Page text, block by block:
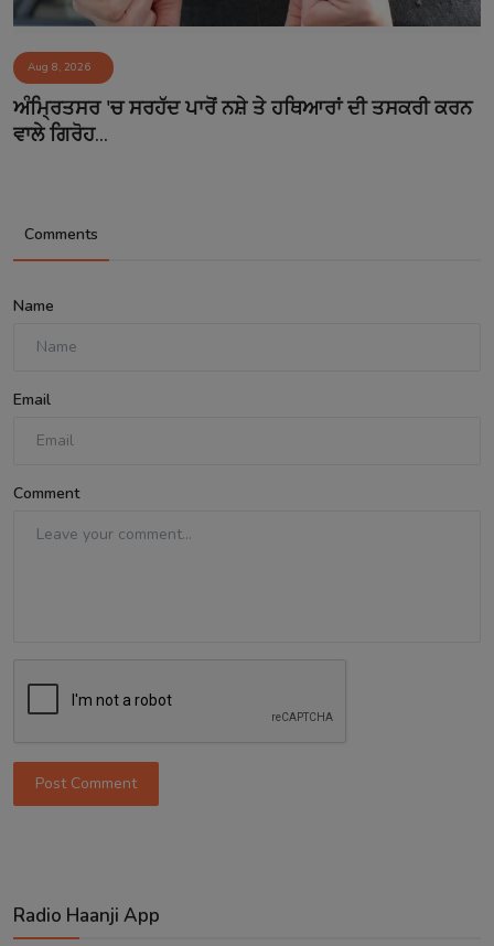
Aug 8, 2026
ਅੰਮ੍ਰਿਤਸਰ 'ਚ ਸਰਹੱਦ ਪਾਰੋਂ ਨਸ਼ੇ ਤੇ ਹਥਿਆਰਾਂ ਦੀ ਤਸਕਰੀ ਕਰਨ
ਵਾਲੇ ਗਿਰੋਹ...
Comments
Name
Email
Comment
Post Comment
Radio Haanji App